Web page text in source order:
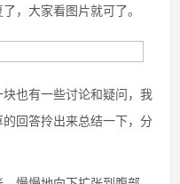
，大家看图片就可了。
也有一些讨论和疑问，我
回答拎出来总结一下，分